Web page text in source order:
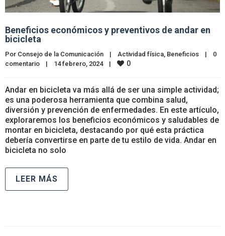
Beneficios económicos y preventivos de andar en
bicicleta
Por Consejo de la Comunicación | Actividad física Beneficios |
0
comentario
| 14 febrero, 2024 | 0
Andar en bicicleta va más allá de ser una simple actividad;
es una poderosa herramienta que combina salud,
diversión y prevención de enfermedades. En este artículo,
exploraremos los beneficios económicos y saludables de
montar en bicicleta, destacando por qué esta práctica
debería convertirse en parte de tu estilo de vida. Andar en
bicicleta no solo
LEER MÁS